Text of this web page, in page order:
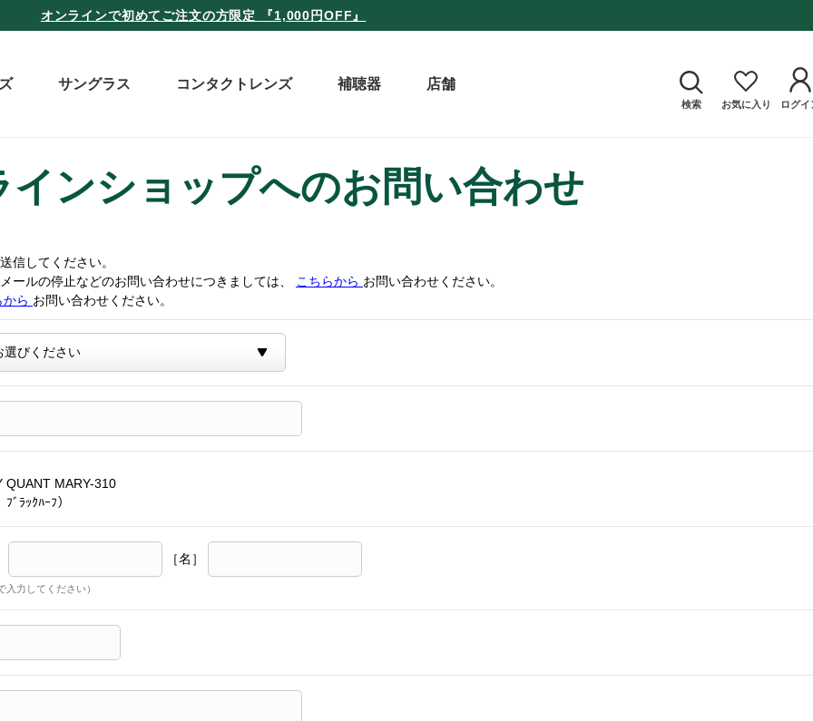
オンラインで初めてご注文の方限定 『1,000円OFF』
サングラス コンタクトレンズ 補聴器 店舗
検索 お気に入り ログイ
インショップへのお問い合わせ
信してください。
ルの停止などのお問い合わせにつきましては、
こちらから お問い合わせください。
ら お問い合わせください。
QUANT MARY-310
ﾗｯｸﾊｰﾌ）
［名］
入力してください）